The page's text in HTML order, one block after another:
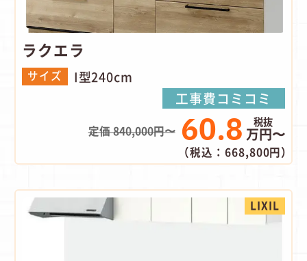
ラクエラ
サイズ I型240cm
工事費コミコミ
定価 840,000円〜 60.8 万円〜
（税込：668,800円）
LIXIL